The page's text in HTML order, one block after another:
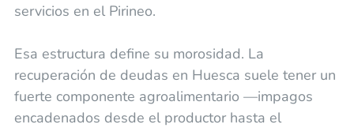
servicios en el Pirineo.
Esa estructura define su morosidad. La
recuperación de deudas en Huesca suele tener un
fuerte componente agroalimentario —impagos
encadenados desde el productor hasta el